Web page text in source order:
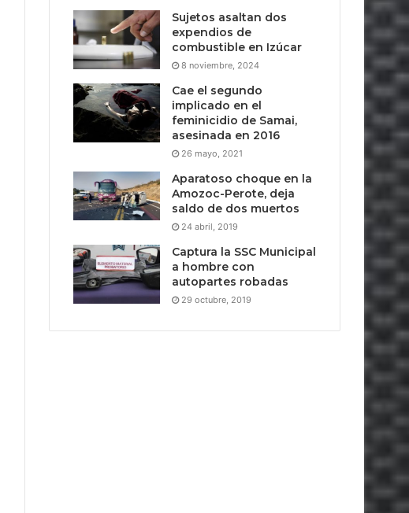
Sujetos asaltan dos
expendios de
combustible en Izúcar
8 noviembre, 2024
Cae el segundo
implicado en el
feminicidio de Samai,
asesinada en 2016
26 mayo, 2021
Aparatoso choque en la
Amozoc-Perote, deja
saldo de dos muertos
24 abril, 2019
Captura la SSC Municipal
a hombre con
autopartes robadas
29 octubre, 2019